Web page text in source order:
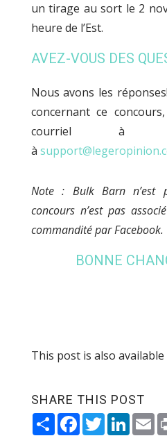
un tirage au sort le 2
heure de l’Est.
AVEZ-VOUS DES
Nous avons les
concernant ce
courriel à
à
Note : Bulk Barn n’est
concours n’est pas
commandité par Facebook.
BONNE
This post is also available
SHARE THIS POST
ShareFacebook
Twitter